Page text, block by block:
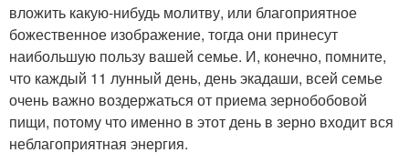
вложить какую-нибудь молитву, или благоприятное
божественное изображение, тогда они принесут
наибольшую пользу вашей семье. И, конечно, помните,
что каждый 11 лунный день, день экадаши, всей семье
очень важно воздержаться от приема зернобобовой
пищи, потому что именно в этот день в зерно входит вся
неблагоприятная энергия.